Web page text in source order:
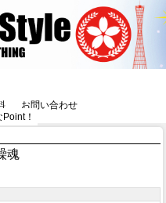
お問い合わせ
！
魂